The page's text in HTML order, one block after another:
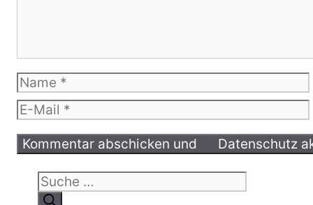
Name
E-
Mail
Suche
nach: